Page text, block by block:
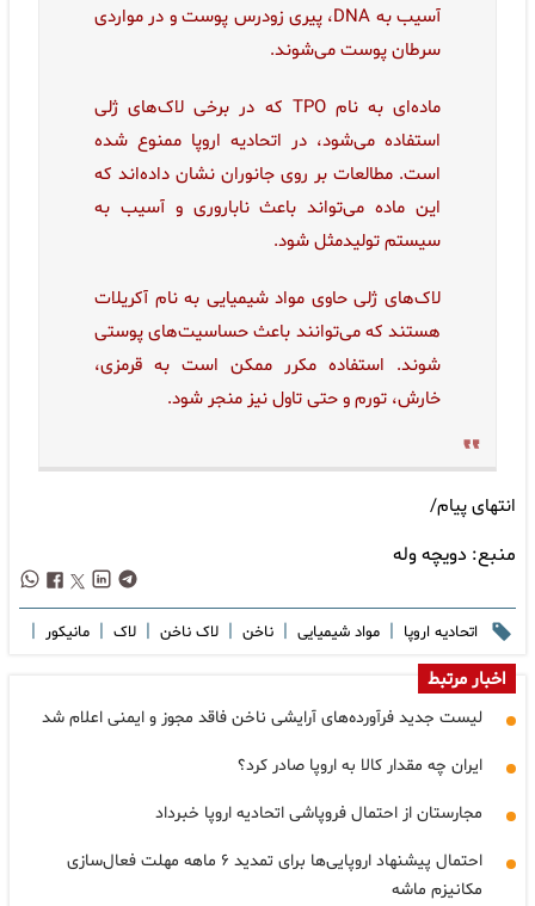
آسیب به DNA، پیری زودرس پوست و در مواردی
سرطان پوست می‌شوند.
ماده‌ای به نام TPO که در برخی لاک‌های ژلی
استفاده می‌شود، در اتحادیه اروپا ممنوع شده
است. مطالعات بر روی جانوران نشان داده‌اند که
این ماده می‌تواند باعث ناباروری و آسیب به
سیستم تولیدمثل شود.
لاک‌های ژلی حاوی مواد شیمیایی به نام آکریلات
هستند که می‌توانند باعث حساسیت‌های پوستی
شوند. استفاده مکرر ممکن است به قرمزی،
خارش، تورم و حتی تاول نیز منجر شود.
انتهای پیام/
منبع: دویچه وله
اتحادیه اروپا | مواد شیمیایی | ناخن | لاک ناخن | لاک | مانیکور |
اخبار مرتبط
لیست جدید فرآورده‌های آرایشی ناخن فاقد مجوز و ایمنی اعلام شد
ایران چه مقدار کالا به اروپا صادر کرد؟
مجارستان از احتمال فروپاشی اتحادیه اروپا خبرداد
احتمال پیشنهاد اروپایی‌ها برای تمدید ۶ ماهه مهلت فعال‌سازی
مکانیزم ماشه